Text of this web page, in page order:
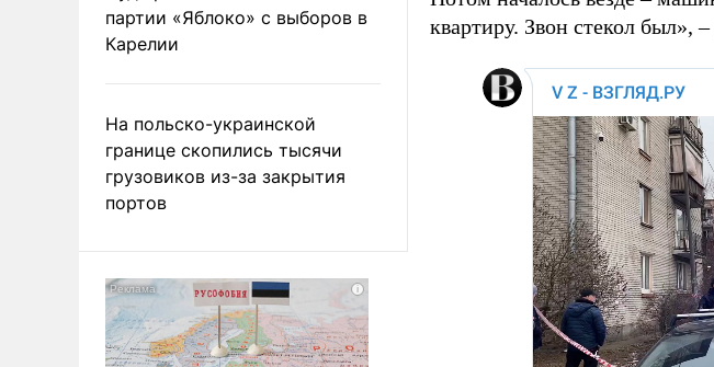
партии «Яблоко» с выборов в
Карелии
На польско-украинской
границе скопились тысячи
грузовиков из-за закрытия
портов
квартиру. Звон стекол был»,